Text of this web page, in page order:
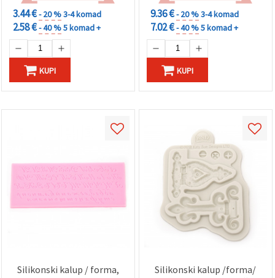
3.44 €- 20 %3-4 komad
2.58 €- 40 %5 komad +
KUPI
9.36 €- 20 %3-4 komad
7.02 €- 40 %5 komad +
KUPI
Silikonski kalup / forma,
Silikonski kalup /forma/